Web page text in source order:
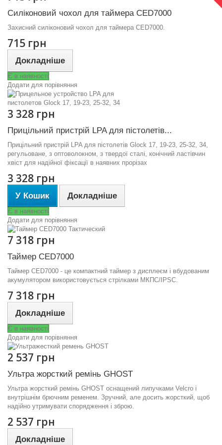
Силіконовий чохол для таймера CED7000
Захисний силіконовий чохол для таймера CED7000.
715 грн
Докладніше
Є в наявності
Додати для порівняння
3 328 грн
Прицільний пристрій LPA для пістолетів...
Прицільний пристрій LPA для пістолетів Glock 17, 19-23, 25-32, 34,
регульоване, з оптоволокном, з твердої сталі, конічний ластівчин
хвіст для надійної фіксації в наявних прорізах
3 328 грн
У Кошик Докладніше
Є в наявності
Додати для порівняння
7 318 грн
Таймер CED7000
Таймер CED7000 - це компактний таймер з дисплеєм і вбудованим
акумулятором використовується стрілками МКПС/IPSC.
7 318 грн
Докладніше
Є в наявності
Додати для порівняння
2 537 грн
Ультра жорсткий ремінь GHOST
Ультра жорсткий ремінь GHOST оснащений липучками Velcro і
внутрішнім брючним ременем. Зручний, але досить жорсткий, щоб
надійно утримувати спорядження і зброю.
2 537 грн
Докладніше